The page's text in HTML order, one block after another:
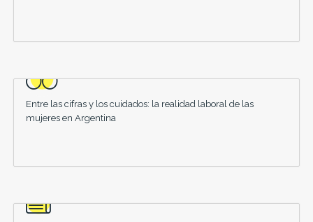
Entre las cifras y los cuidados: la realidad laboral de las
mujeres en Argentina